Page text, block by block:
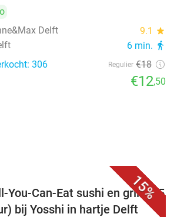
Delft
9.1 star
6 min. directions_walk
306 Regulier €18
€12,50
15%
You-Can-Eat sushi en grill (2,5
bij Yosshi in hartje Delft